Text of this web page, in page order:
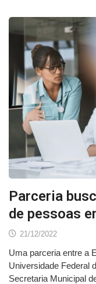
Parceria
de pessoas
21/12/2022
Uma parceria entre a
Universidade Federal
Secretaria Municipal